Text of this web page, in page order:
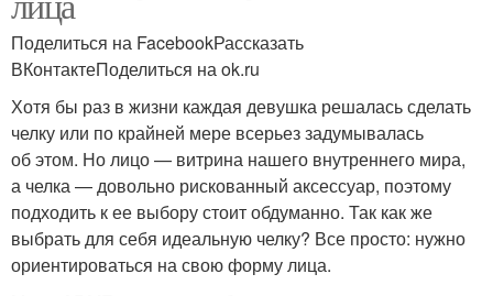
Поделиться на FacebookРассказать
ВКонтактеПоделиться на ok.ru
Хотя бы раз в жизни каждая девушка решалась сделать
челку или по крайней мере всерьез задумывалась
об этом. Но лицо — витрина нашего внутреннего мира,
а челка — довольно рискованный аксессуар, поэтому
подходить к ее выбору стоит обдуманно. Так как же
выбрать для себя идеальную челку? Все просто: нужно
ориентироваться на свою форму лица.